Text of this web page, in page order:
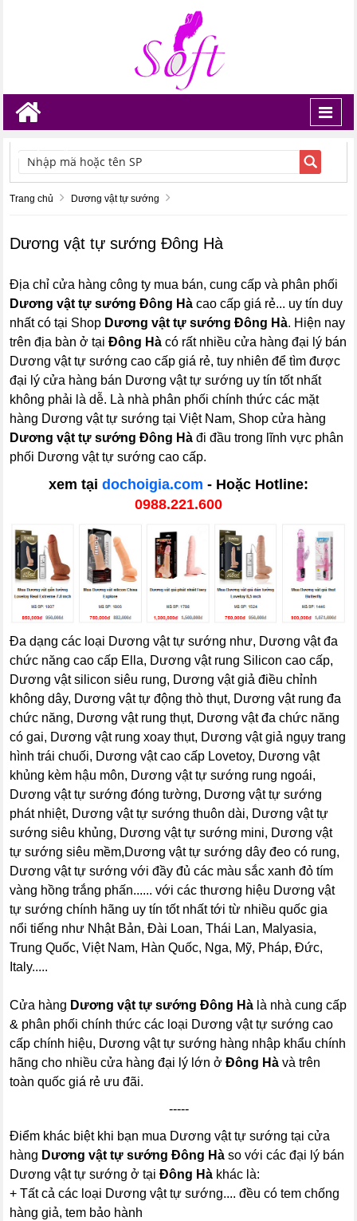
TÌM KIẾM
Trang chủ Dương vật tự sướng
Dương vật tự sướng Đông Hà
Địa chỉ cửa hàng công ty mua bán, cung cấp và phân phối
Dương vật tự sướng Đông Hà cao cấp giá rẻ... uy tín duy
nhất có tại Shop Dương vật tự sướng Đông Hà. Hiện nay
trên địa bàn ở tạiĐông Hà có rất nhiều cửa hàng đại lý bán
Dương vật tự sướng cao cấp giá rẻ, tuy nhiên để tìm được
đại lý cửa hàng bán Dương vật tự sướng uy tín tốt nhất
không phải là dễ. Là nhà phân phối chính thức các mặt
hàng Dương vật tự sướng tại Việt Nam, Shop cửa hàng
Dương vật tự sướng Đông Hà đi đầu trong lĩnh vực phân
phối Dương vật tự sướng cao cấp.
xem tại dochoigia.com - Hoặc Hotline:
0988.221.600
Đa dạng các loại Dương vật tự sướng như, Dương vật đa
chức năng cao cấp Ella, Dương vật rung Silicon cao cấp,
Dương vật silicon siêu rung, Dương vật giả điều chỉnh
không dây, Dương vật tự động thò thụt, Dương vật rung đa
chức năng, Dương vật rung thụt, Dương vật đa chức năng
có gai, Dương vật rung xoay thụt, Dương vật giả ngụy trang
hình trái chuối, Dương vật cao cấp Lovetoy, Dương vật
khủng kèm hậu môn, Dương vật tự sướng rung ngoái,
Dương vật tự sướng đóng tường, Dương vật tự sướng
phát nhiệt, Dương vật tự sướng thuôn dài, Dương vật tự
sướng siêu khủng, Dương vật tự sướng mini, Dương vật
tự sướng siêu mềm,Dương vật tự sướng dây đeo có rung,
Dương vật tự sướng với đầy đủ các màu sắc xanh đỏ tím
vàng hồng trắng phấn...... với các thương hiệu Dương vật
tự sướng chính hãng uy tín tốt nhất tới từ nhiều quốc gia
nổi tiếng như Nhật Bản, Đài Loan, Thái Lan, Malyasia,
Trung Quốc, Việt Nam, Hàn Quốc, Nga, Mỹ, Pháp, Đức,
Italy.....
Cửa hàng Dương vật tự sướng Đông Hà là nhà cung cấp
& phân phối chính thức các loại Dương vật tự sướng cao
cấp chính hiệu, Dương vật tự sướng hàng nhập khẩu chính
hãng cho nhiều cửa hàng đại lý lớn ởĐông Hà và trên
toàn quốc giá rẻ ưu đãi.
-----
Điểm khác biệt khi bạn mua Dương vật tự sướng tại cửa
hàng Dương vật tự sướng Đông Hà so với các đại lý bán
Dương vật tự sướng ở tạiĐông Hà khác là:
+ Tất cả các loại Dương vật tự sướng.... đều có tem chống
hàng giả, tem bảo hành